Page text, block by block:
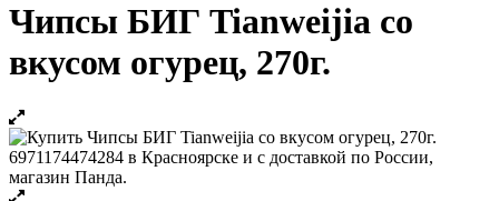
Чипсы БИГ Tianweijia со
вкусом огурец, 270г.